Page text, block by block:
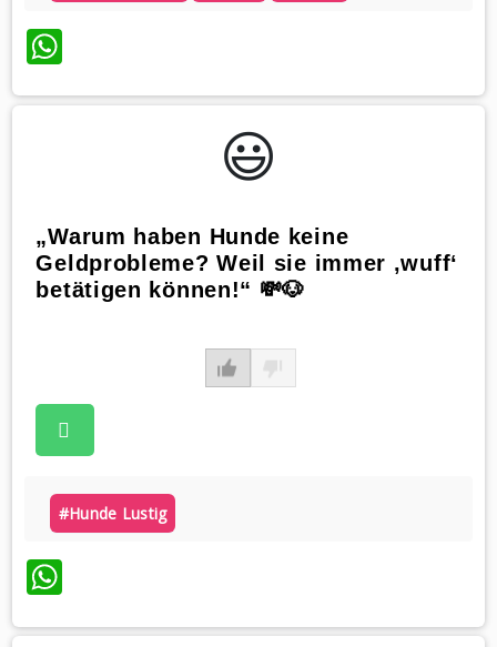
WhatsApp
😃️
„Warum haben Hunde keine
Geldprobleme? Weil sie immer ‚wuff‘
betätigen können!“ 💸🐶
#hunde Lustig
WhatsApp